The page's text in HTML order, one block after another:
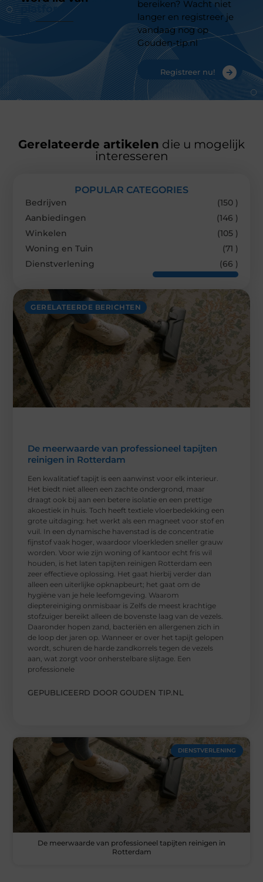
platform
bereiken? Wacht niet
langer en registreer je
vandaag nog op
Gouden-tip.nl
Registreer nu!
Gerelateerde artikelen die u mogelijk
interesseren
GERELATEERDE BERICHTEN
De meerwaarde van professioneel tapijten
reinigen in Rotterdam
Een kwalitatief tapijt is een aanwinst voor elk interieur.
Het biedt niet alleen een zachte ondergrond, maar
draagt ook bij aan een betere isolatie en een prettige
akoestiek in huis. Toch heeft textiele vloerbedekking een
grote uitdaging: het werkt als een magneet voor stof en
vuil. In een dynamische havenstad is de concentratie
fijnstof vaak hoger, waardoor vloerkleden sneller grauw
worden. Voor wie zijn woning of kantoor echt fris wil
houden, is het laten tapijten reinigen Rotterdam een
zeer effectieve oplossing. Het gaat hierbij verder dan
alleen een uiterlijke opknapbeurt; het gaat om de
hygiëne van je hele leefomgeving. Waarom
dieptereiniging onmisbaar is Zelfs de meest krachtige
stofzuiger bereikt alleen de bovenste laag van de vezels.
Daaronder hopen zand, bacteriën en allergenen zich in
de loop der jaren op. Wanneer er over het tapijt gelopen
wordt, schuren de harde zandkorrels tegen de vezels
aan, wat zorgt voor onherstelbare slijtage. Een
professionele
GEPUBLICEERD DOOR GOUDEN TIP.NL
POPULAR CATEGORIES
Bedrijven
(150 )
Aanbiedingen
(146 )
Winkelen
(105 )
Woning en Tuin
(71 )
Dienstverlening
(66 )
DIENSTVERLENING
De meerwaarde van professioneel tapijten reinigen in
Rotterdam